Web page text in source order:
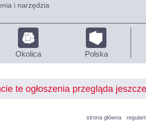
i narzędzia
Okolica Polska
te ogłoszenia przegląda
strona główna